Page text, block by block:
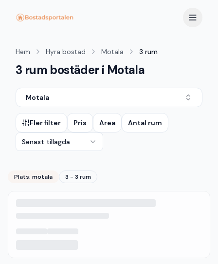
Hem Hyra bostad Motala 3 rum
3 rum bostäder i Motala
Motala
Fler filter Pris Area Antal rum
Senast tillagda
Plats: motala 3 - 3 rum